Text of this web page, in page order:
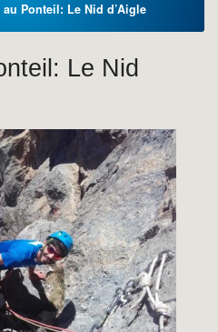
au Ponteil: Le Nid d’Aigle
Le Nid